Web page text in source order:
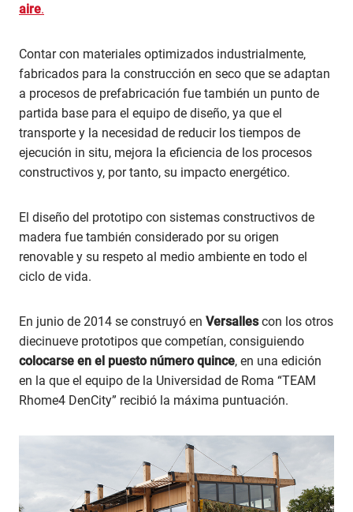
aire.
Contar con materiales optimizados industrialmente,
fabricados para la construcción en seco que se adaptan
a procesos de prefabricación fue también un punto de
partida base para el equipo de diseño, ya que el
transporte y la necesidad de reducir los tiempos de
ejecución in situ, mejora la eficiencia de los procesos
constructivos y, por tanto, su impacto energético.
El diseño del prototipo con sistemas constructivos de
madera fue también considerado por su origen
renovable y su respeto al medio ambiente en todo el
ciclo de vida.
En junio de 2014 se construyó en Versallescon los otros
diecinueve prototipos que competían, consiguiendo
colocarse en el puesto número quince, en una edición
en la que el equipo de la Universidad de Roma “TEAM
Rhome4 DenCity” recibió la máxima puntuación.